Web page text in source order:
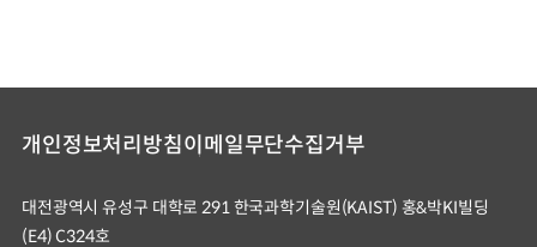
개인정보처리방침이메일무단수집거부
대전광역시 유성구 대학로 291 한국과학기술원(KAIST) 홍&박KI빌딩
(E4) C324호